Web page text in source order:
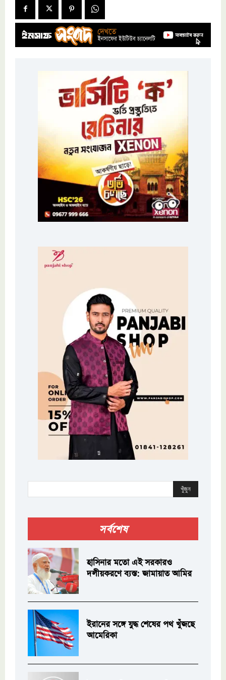
খুঁজুন
সর্বশেষ
হাসিনার মতো এই সরকারও
দলীয়করণে ব্যস্ত: জামায়াত আমির
ইরানের সঙ্গে যুদ্ধ শেষের পথ খুঁজছে
আমেরিকা